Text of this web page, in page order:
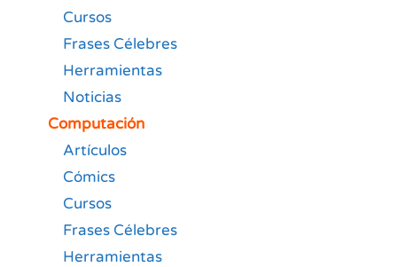
Cursos
Frases Célebres
Herramientas
Noticias
Computación
Artículos
Cómics
Cursos
Frases Célebres
Herramientas